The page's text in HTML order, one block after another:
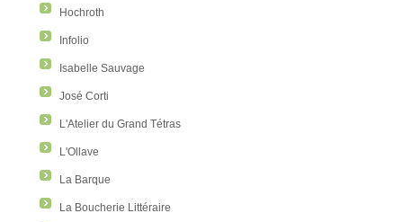
Hochroth
Infolio
Isabelle Sauvage
José Corti
L'Atelier du Grand Tétras
L'Ollave
La Barque
La Boucherie Littéraire